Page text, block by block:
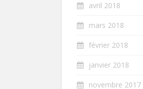
avril 2018
mars 2018
février 2018
janvier 2018
novembre 2017